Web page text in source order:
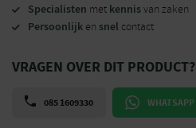
Specialisten met kennisvan zaken
Persoonlijk en snel contact
VRAGEN OVER DIT PRODUCT?
085 1609330 WHATSAPP